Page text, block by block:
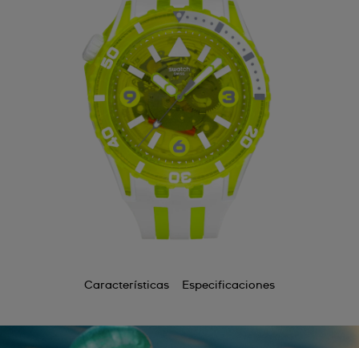
Características Especificaciones